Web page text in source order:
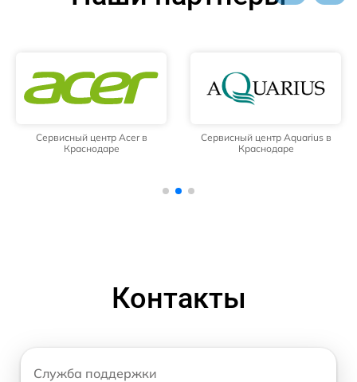
Сервисный центр Acer в
Краснодаре
Сервисный центр Aquarius в
Краснодаре
Контакты
Служба поддержки